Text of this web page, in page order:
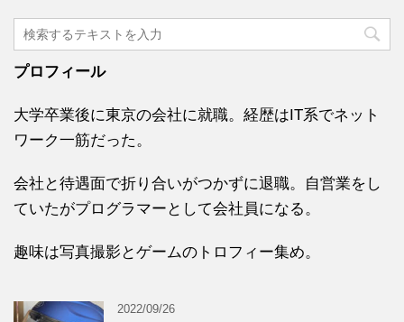
プロフィール
大学卒業後に東京の会社に就職。経歴はIT系でネット
ワーク一筋だった。
会社と待遇面で折り合いがつかずに退職。自営業をし
ていたがプログラマーとして会社員になる。
趣味は写真撮影とゲームのトロフィー集め。
2022/09/26